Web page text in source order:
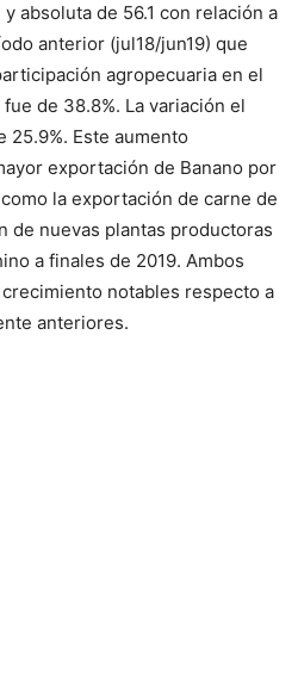
absoluta de 56.1 con relación a
anterior (jul18/jun19) que
agropecuaria en el
de 38.8%. La variación el
25.9%. Este aumento
exportación de Banano por
la exportación de carne de
de nuevas plantas productoras
a finales de 2019. Ambos
notables respecto a
anteriores.